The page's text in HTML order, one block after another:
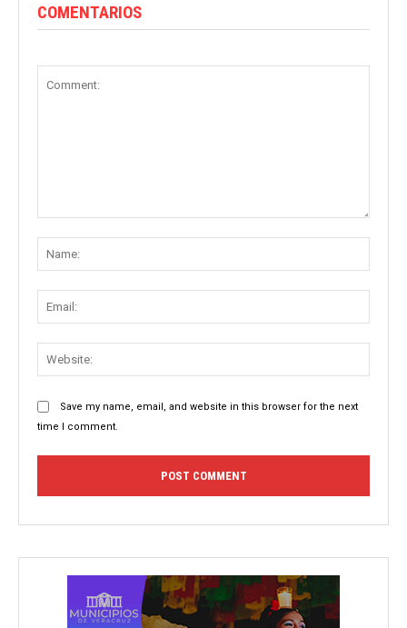
COMENTARIOS
Save my name, email, and website in this browser for the next
time I comment.